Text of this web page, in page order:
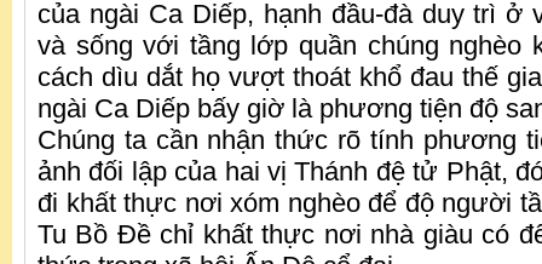
của ngài Ca Diếp, hạnh đầu-đà duy trì ở
và sống với tầng lớp quần chúng
cách dìu dắt họ vượt thoát khổ đau thế
ngài Ca Diếp bấy giờ là phương tiện độ
Chúng ta cần nhận thức rõ tính phương
ảnh đối lập của hai vị Thánh đệ tử Phật,
đi khất thực nơi xóm nghèo để độ người
Tu Bồ Đề chỉ khất thực nơi nhà giàu có